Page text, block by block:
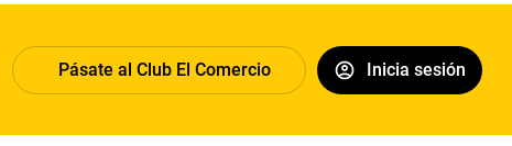
Pásate al Club El Comercio Inicia sesión